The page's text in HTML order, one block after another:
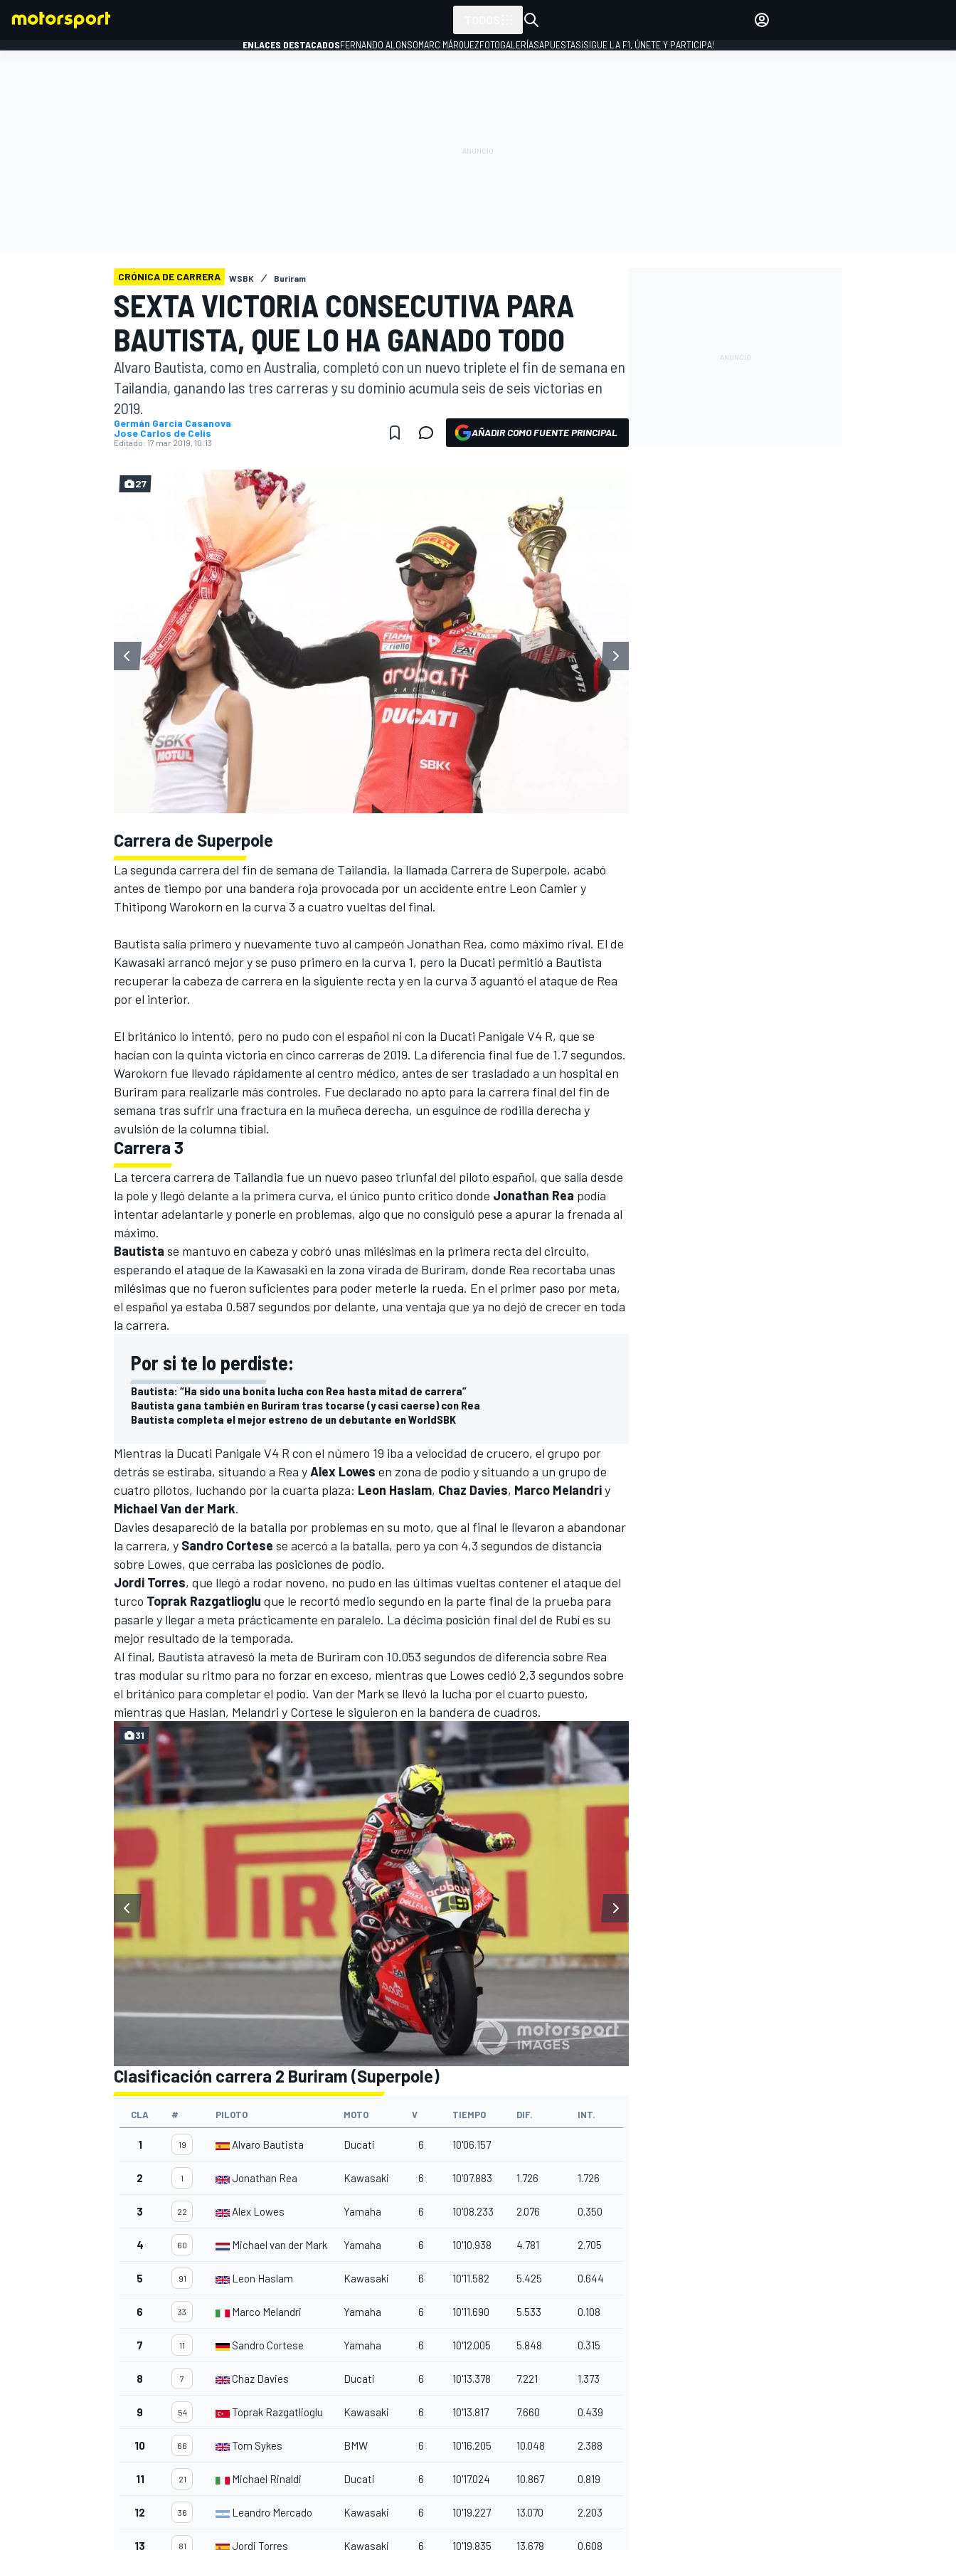
FÓRMULA E
MÁS CATEGORÍAS
ENLACES DESTACADOSFERNANDO ALONSOMARC MÁRQUEZFOTOGALERÍASAPUESTAS¡SIGUE LA F1, ÚNETE Y PARTICIPA!
CRÓNICA DE CARRERA WSBK Buriram
SEXTA VICTORIA CONSECUTIVA PARA
BAUTISTA, QUE LO HA GANADO TODO
Alvaro Bautista, como en Australia, completó con un nuevo triplete el fin de semana en
Tailandia, ganando las tres carreras y su dominio acumula seis de seis victorias en
2019.
Germán Garcia Casanova
Jose Carlos de Celis
Editado: 17 mar 2019, 10:13
AÑADIR COMO FUENTE PRINCIPAL
27
Carrera de Superpole
La segunda carrera del fin de semana de Tailandia, la llamada Carrera de Superpole, acabó
antes de tiempo por una bandera roja provocada por un accidente entre Leon Camier y
Thitipong Warokorn en la curva 3 a cuatro vueltas del final.
Bautista salía primero y nuevamente tuvo al campeón Jonathan Rea, como máximo rival. El de
Kawasaki arrancó mejor y se puso primero en la curva 1, pero la Ducati permitió a Bautista
recuperar la cabeza de carrera en la siguiente recta y en la curva 3 aguantó el ataque de Rea
por el interior.
El británico lo intentó, pero no pudo con el español ni con la Ducati Panigale V4 R, que se
hacían con la quinta victoria en cinco carreras de 2019. La diferencia final fue de 1.7 segundos.
Warokorn fue llevado rápidamente al centro médico, antes de ser trasladado a un hospital en
Buriram para realizarle más controles. Fue declarado no apto para la carrera final del fin de
semana tras sufrir una fractura en la muñeca derecha, un esguince de rodilla derecha y
avulsión de la columna tibial.
Carrera 3
La tercera carrera de Tailandia fue un nuevo paseo triunfal del piloto español, que salía desde
la pole y llegó delante a la primera curva, el único punto critico donde Jonathan Rea podía
intentar adelantarle y ponerle en problemas, algo que no consiguió pese a apurar la frenada al
máximo.
Bautista se mantuvo en cabeza y cobró unas milésimas en la primera recta del circuito,
esperando el ataque de la Kawasaki en la zona virada de Buriram, donde Rea recortaba unas
milésimas que no fueron suficientes para poder meterle la rueda. En el primer paso por meta,
el español ya estaba 0.587 segundos por delante, una ventaja que ya no dejó de crecer en toda
la carrera.
Por si te lo perdiste:
Bautista: “Ha sido una bonita lucha con Rea hasta mitad de carrera”
Bautista gana también en Buriram tras tocarse (y casi caerse) con Rea
Bautista completa el mejor estreno de un debutante en WorldSBK
Mientras la Ducati Panigale V4 R con el número 19 iba a velocidad de crucero, el grupo por
detrás se estiraba, situando a Rea yAlex Lowes en zona de podio y situando a un grupo de
cuatro pilotos, luchando por la cuarta plaza: Leon Haslam, Chaz Davies, Marco Melandriy
Michael Van der Mark.
Davies desapareció de la batalla por problemas en su moto, que al final le llevaron a abandonar
la carrera, y Sandro Cortese se acercó a la batalla, pero ya con 4,3 segundos de distancia
sobre Lowes, que cerraba las posiciones de podio.
Jordi Torres, que llegó a rodar noveno, no pudo en las últimas vueltas contener el ataque del
turco Toprak Razgatlioglu que le recortó medio segundo en la parte final de la prueba para
pasarle y llegar a meta prácticamente en paralelo. La décima posición final del de Rubí es su
mejor resultado de la temporada.
Al final, Bautista atravesó la meta de Buriram con 10.053 segundos de diferencia sobre Rea
tras modular su ritmo para no forzar en exceso, mientras que Lowes cedió 2,3 segundos sobre
el británico para completar el podio. Van der Mark se llevó la lucha por el cuarto puesto,
mientras que Haslan, Melandri y Cortese le siguieron en la bandera de cuadros.
31
Clasificación carrera 2 Buriram (Superpole)
CLA # PILOTO MOTO V TIEMPO DIF. INT.
1 19 Alvaro Bautista Ducati 6 10'06.157
2 1 Jonathan Rea Kawasaki 6 10'07.883 1.726 1.726
3 22 Alex Lowes Yamaha 6 10'08.233 2.076 0.350
4 60 Michael van der Mark Yamaha 6 10'10.938 4.781 2.705
5 91 Leon Haslam Kawasaki 6 10'11.582 5.425 0.644
6 33 Marco Melandri Yamaha 6 10'11.690 5.533 0.108
7 11 Sandro Cortese Yamaha 6 10'12.005 5.848 0.315
8 7 Chaz Davies Ducati 6 10'13.378 7.221 1.373
9 54 Toprak Razgatlioglu Kawasaki 6 10'13.817 7.660 0.439
10 66 Tom Sykes BMW 6 10'16.205 10.048 2.388
11 21 Michael Rinaldi Ducati 6 10'17.024 10.867 0.819
12 36 Leandro Mercado Kawasaki 6 10'19.227 13.070 2.203
13 81 Jordi Torres Kawasaki 6 10'19.835 13.678 0.608